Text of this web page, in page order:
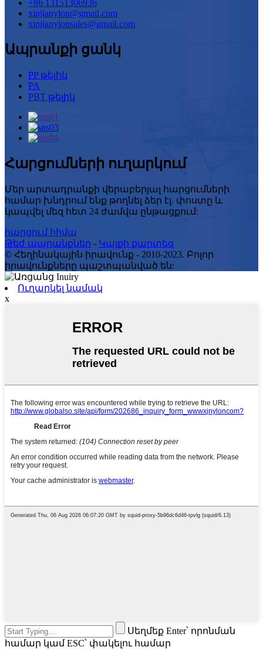
+86 13151306936
xinjianylon@gmail.com
xinjianylonsales@gmail.com
Ապրանքի ցանկ
PP թելիկ
PA
PBT թելիկ
Հարցումների ուղարկում
Մեր արտադրանքի վերաբերյալ հարցումների
համար խնդրում ենք թողնել ձեր էլ. փոստը և
կապվել մեզ հետ 24 ժամվա ընթացքում:
հարցում հիմա
Թեժ ապրանքներ - Կայքի քարտեզ
© Հեղինակային իրավունք - 2010-2023. Բոլոր
իրավունքները պաշտպանված են:
Ուղարկել նամակ
x
Սեղմեք Enter՝ որոնման
համար կամ ESC՝ փակելու համար